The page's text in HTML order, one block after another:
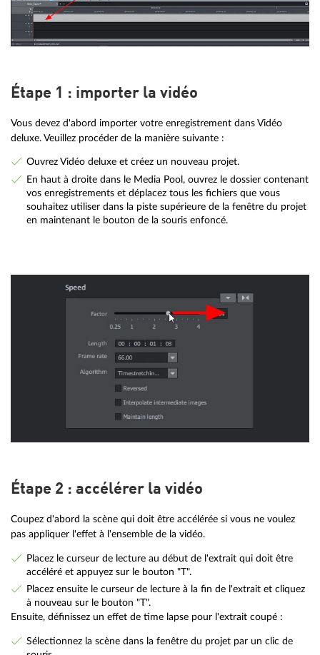
Étape 1 : importer la vidéo
Vous devez d'abord importer votre enregistrement dans Vidéo
deluxe. Veuillez procéder de la manière suivante :
Ouvrez Vidéo deluxe et créez un nouveau projet.
En haut à droite dans le Media Pool, ouvrez le dossier contenant
vos enregistrements et déplacez tous les fichiers que vous
souhaitez utiliser dans la piste supérieure de la fenêtre du projet
en maintenant le bouton de la souris enfoncé.
Étape 2 : accélérer la vidéo
Coupez d'abord la scène qui doit être accélérée si vous ne voulez
pas appliquer l'effet à l'ensemble de la vidéo.
Placez le curseur de lecture au début de l'extrait qui doit être
accéléré et appuyez sur le bouton "T".
Placez ensuite le curseur de lecture à la fin de l'extrait et cliquez
à nouveau sur le bouton "T".
Ensuite, définissez un effet de time lapse pour l'extrait coupé :
Sélectionnez la scène dans la fenêtre du projet par un clic de